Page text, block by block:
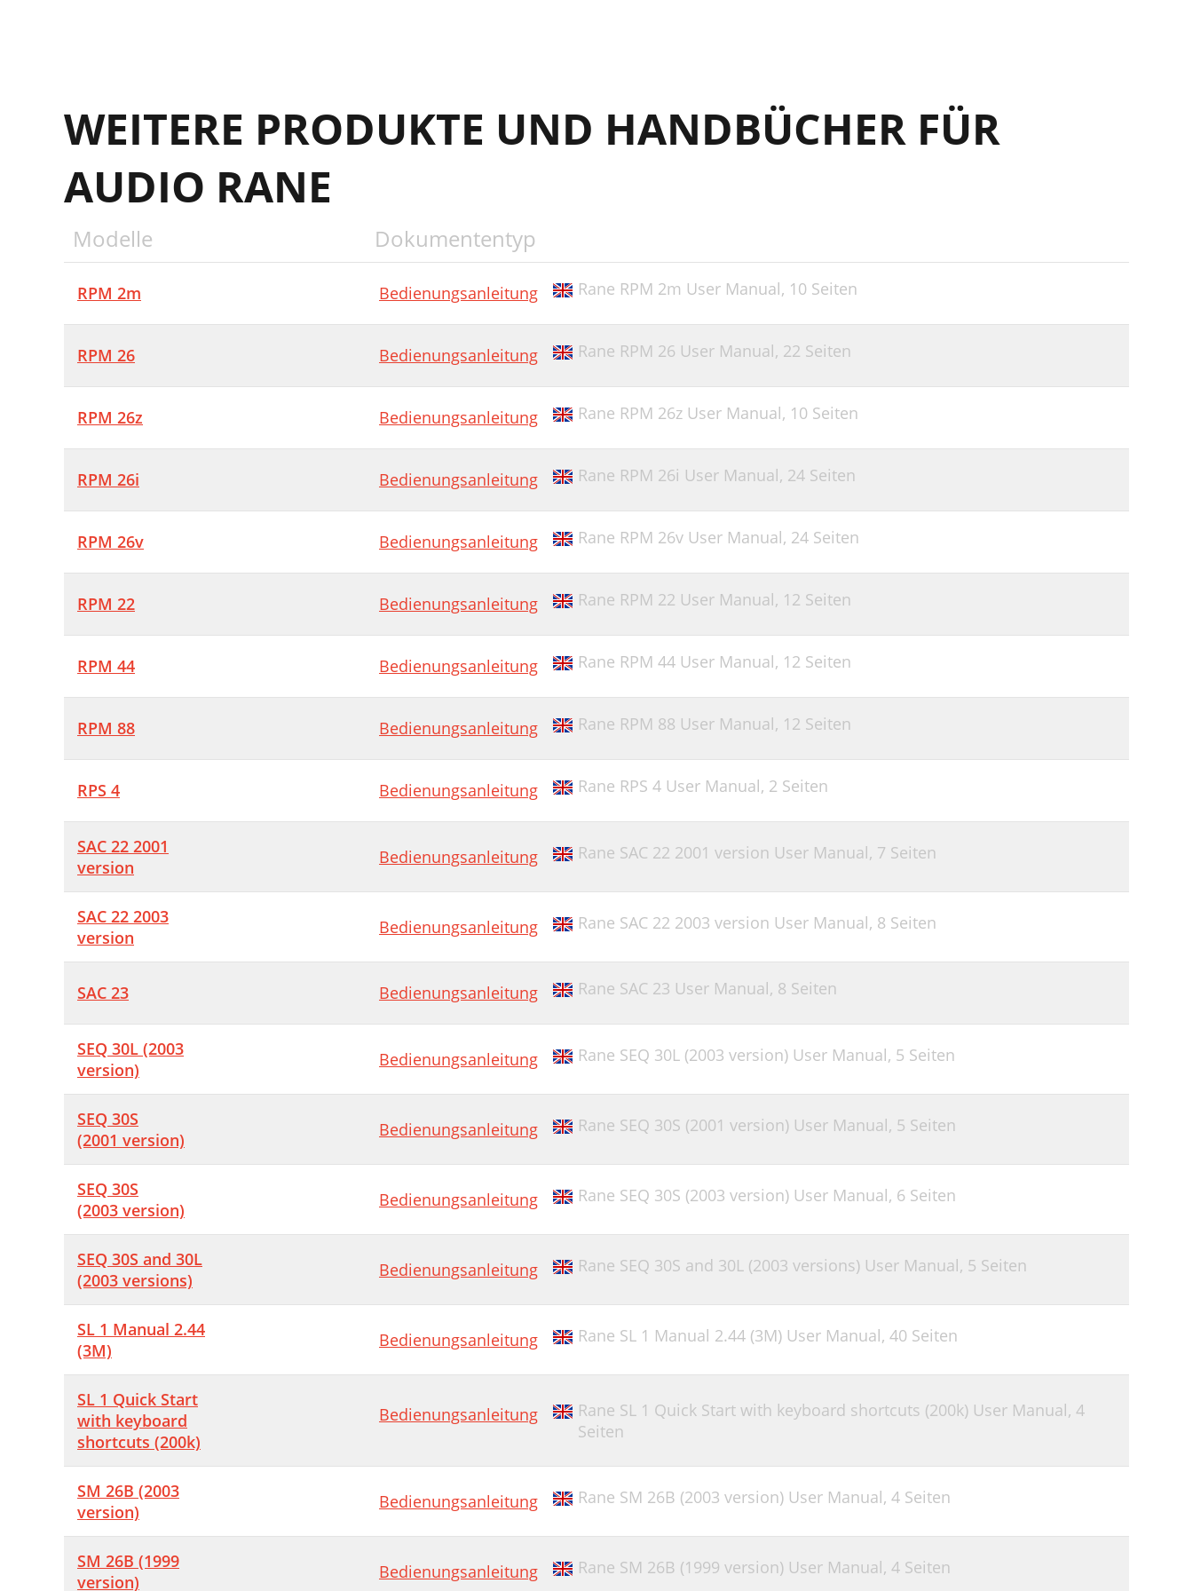
WEITERE PRODUKTE UND HANDBÜCHER FÜR
AUDIO RANE
Modelle Dokumententyp
RPM 2m Bedienungsanleitung Rane RPM 2m User Manual, 10 Seiten
RPM 26 Bedienungsanleitung Rane RPM 26 User Manual, 22 Seiten
RPM 26z Bedienungsanleitung Rane RPM 26z User Manual, 10 Seiten
RPM 26i Bedienungsanleitung Rane RPM 26i User Manual, 24 Seiten
RPM 26v Bedienungsanleitung Rane RPM 26v User Manual, 24 Seiten
RPM 22 Bedienungsanleitung Rane RPM 22 User Manual, 12 Seiten
RPM 44 Bedienungsanleitung Rane RPM 44 User Manual, 12 Seiten
RPM 88 Bedienungsanleitung Rane RPM 88 User Manual, 12 Seiten
RPS 4 Bedienungsanleitung Rane RPS 4 User Manual, 2 Seiten
SAC 22 2001
version
Bedienungsanleitung Rane SAC 22 2001 version User Manual, 7 Seiten
SAC 22 2003
version
Bedienungsanleitung Rane SAC 22 2003 version User Manual, 8 Seiten
SAC 23 Bedienungsanleitung Rane SAC 23 User Manual, 8 Seiten
SEQ 30L (2003
version)
Bedienungsanleitung Rane SEQ 30L (2003 version) User Manual, 5 Seiten
SEQ 30S
(2001 version)
Bedienungsanleitung Rane SEQ 30S (2001 version) User Manual, 5 Seiten
SEQ 30S
(2003 version)
Bedienungsanleitung Rane SEQ 30S (2003 version) User Manual, 6 Seiten
SEQ 30S and 30L
(2003 versions)
Bedienungsanleitung Rane SEQ 30S and 30L (2003 versions) User Manual, 5 Seiten
SL 1 Manual 2.44
(3M)
Bedienungsanleitung Rane SL 1 Manual 2.44 (3M) User Manual, 40 Seiten
SL 1 Quick Start
with keyboard
shortcuts (200k)
Bedienungsanleitung Rane SL 1 Quick Start with keyboard shortcuts (200k) User Manual, 4
Seiten
SM 26B (2003
version)
Bedienungsanleitung Rane SM 26B (2003 version) User Manual, 4 Seiten
SM 26B (1999
version)
Bedienungsanleitung Rane SM 26B (1999 version) User Manual, 4 Seiten